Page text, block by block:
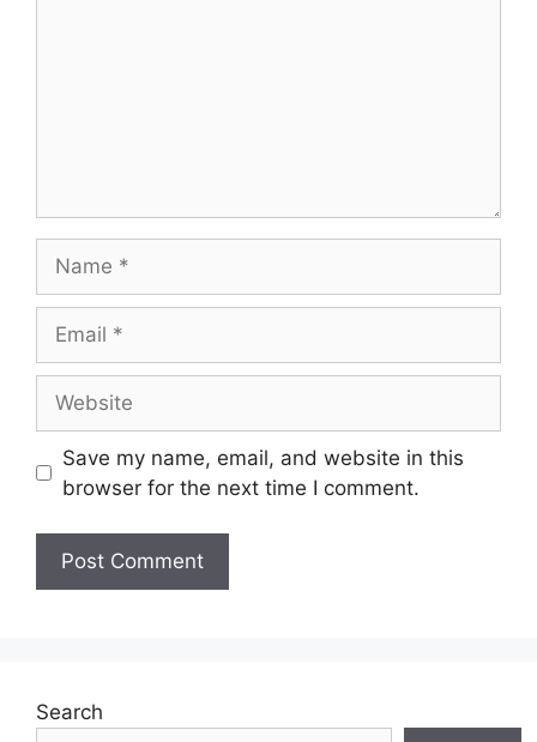
Save my name, email, and website in this
browser for the next time I comment.
Search